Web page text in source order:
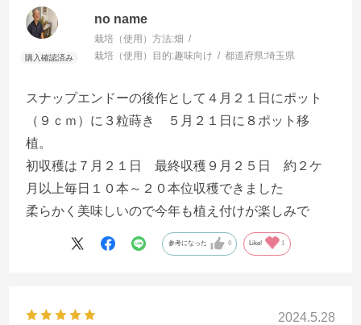
no name
栽培（使用）方法:畑
栽培（使用）目的:趣味向け 都道府県:埼玉県
スナップエンドーの後作として４月２１日にポット
（９ｃｍ）に３粒蒔き ５月２１日に８ポット移
植。
初収穫は７月２１日 最終収穫９月２５日 約２ケ
月以上毎日１０本～２０本位収穫できました
柔らかく美味しいので今年も植え付けが楽しみで
参考になった 0 Like! 1
2024.5.28